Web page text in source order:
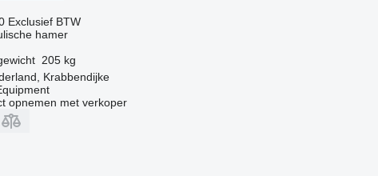
Exclusief BTW
hamer
205 kg
Krabbendijke
opnemen met verkoper